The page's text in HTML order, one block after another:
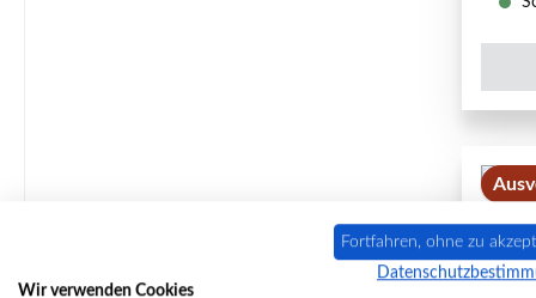
Fortfahren, ohne zu
Wir verwenden Cookies